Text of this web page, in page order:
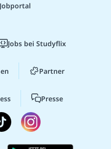
Jobs bei Studyflix
Partner
Presse